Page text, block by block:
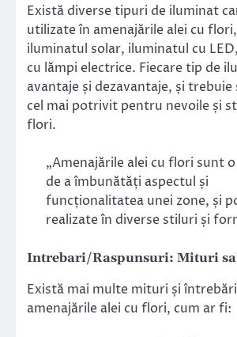
Există diverse tipuri de iluminat
utilizate în amenajările alei cu
iluminatul solar, iluminatul cu
cu lămpi electrice. Fiecare tip de
avantaje și dezavantaje, și trebuie
cel mai potrivit pentru nevoile și
flori.
„Amenajările alei cu flori sunt
de a îmbunătăți aspectul și
funcționalitatea unei zone, și
realizate în diverse stiluri și
Intrebari/Raspunsuri: Mituri
Există mai multe mituri și
amenajările alei cu flori, cum ar fi: